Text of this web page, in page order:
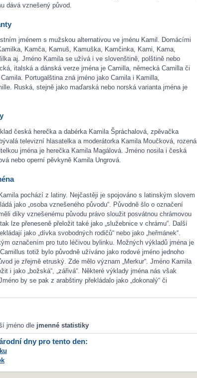
dává vznešený původ.
jménem s mužskou alternativou ve jménu Kamil. Domácími
Kamča, Kamuš, Kamuška, Kamčinka, Kami, Kama,
aj. Jméno Kamila se užívá i ve slovenštině, polštině nebo
italská a dánská verze jména je Camilla, německá Camilla či
Portugalština zná jméno jako Camila i Kamilla,
Ruská, stejně jako maďarská nebo norská varianta jména je
česká herečka a dabérka Kamila Špráchalová, zpěvačka
televizní hlasatelka a moderátorka Kamila Moučková, rozená
jména je herečka Kamila Magálová. Jméno nosila i česká
nebo operní pěvkyně Kamila Ungrová.
pochází z latiny. Nejčastěji je spojováno s latinským slovem
jako „osoba vznešeného původu“. Původně šlo o označení
díky vznešenému původu právo sloužit posvátnou chrámovou
lze přeneseně přeložit také jako „služebnice v chrámu“. Další
jako „dívka svobodných rodičů“ nebo jako „heřmánek“.
označením pro tuto léčivou bylinku. Možných výkladů jména je
totiž bylo původně užíváno jako rodové jméno jednoho
je zřejmě etruský. Zde mělo význam „Merkur“. Jméno Kamila
i jako „božská“, „zářivá“. Některé výklady jména nás však
by se pak z arabštiny překládalo jako „dokonalý“ či
jméno dle jmenné statistiky
dny pro tento den: